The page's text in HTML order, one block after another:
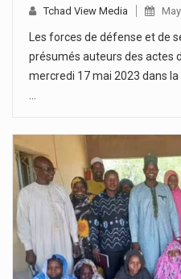
Tchad View Media
Les forces de défense et de
présumés auteurs des actes
mercredi 17 mai 2023 dans
…